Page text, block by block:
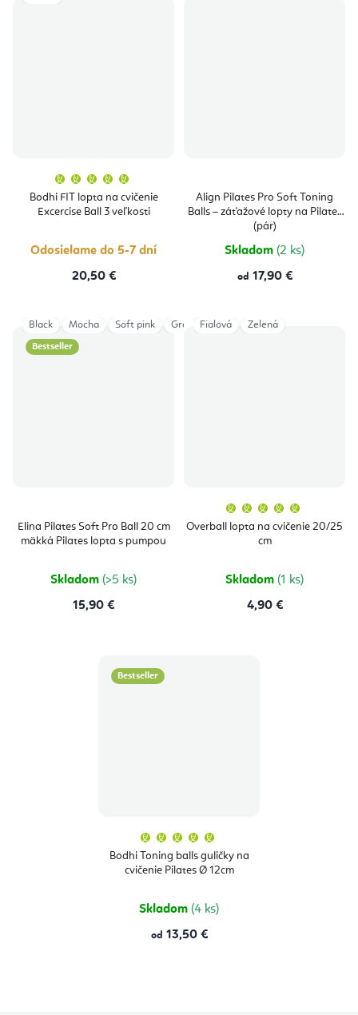
Bodhi FIT lopta na cvičenie
Excercise Ball 3 veľkosti
produktu
je
5,0
hviezdičiek.
Odosielame do 5-7 dní
20,50 €
Align Pilates Pro Soft Toning
Balls – záťažové lopty na Pilates
(pár)
Skladom (2 ks)
od 17,90 €
Bestseller
Elina Pilates Soft Pro Ball 20 cm
mäkká Pilates lopta s pumpou
Skladom (>5 ks)
15,90 €
Black Mocha Soft pink Grey Mint Green
Overball lopta na cvičenie 20/25
cm
produktu
je
Skladom (1 ks)
4,90 €
Fialová Zelená
Bestseller
Bodhi Toning balls guličky na
cvičenie Pilates Ø 12cm
produktu
je
5,0
hviezdičiek.
Skladom (4 ks)
od 13,50 €